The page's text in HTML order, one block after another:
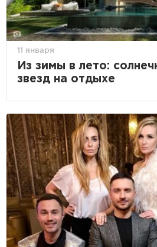
11 января
Из зимы в лето:
звезд на отдыхе